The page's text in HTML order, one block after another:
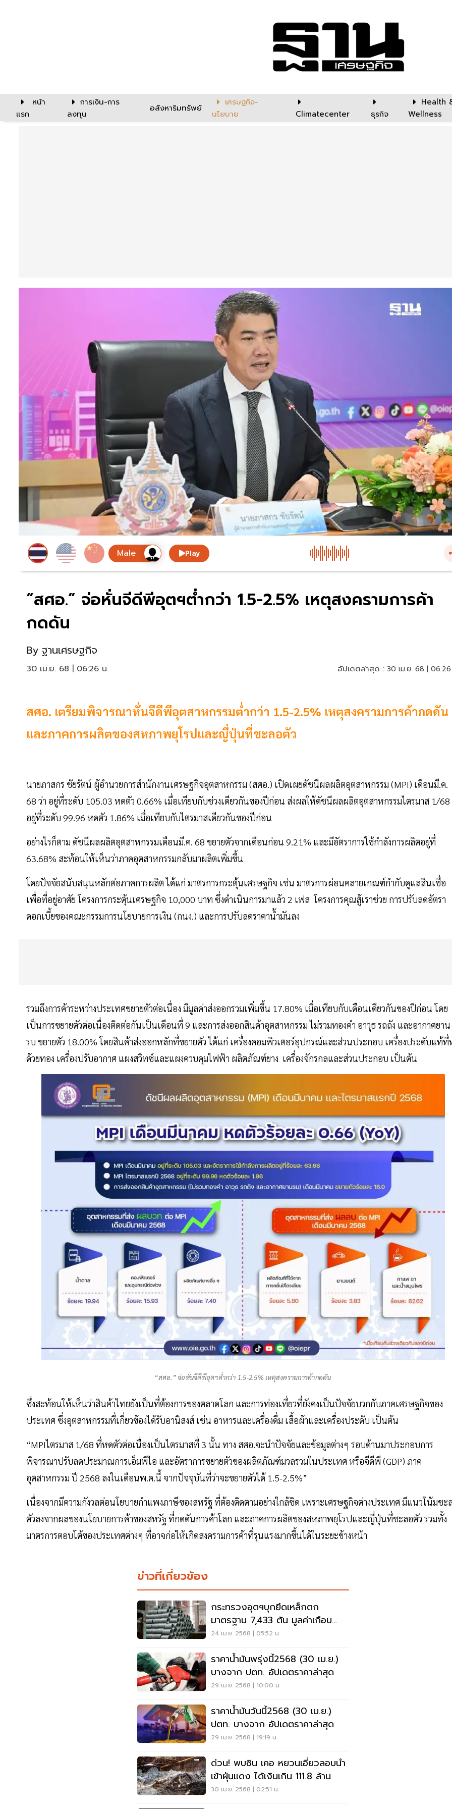
หน้า
แรก
การเงิน-การ
ลงทุน
อสังหาริมทรัพย์
เศรษฐกิจ-
นโยบาย
Climatecenter ธุรกิจ
Health
Wellness
Play
“สศอ.” จ่อหั่นจีดีพีอุตฯต่ำกว่า 1.5-2.5% เหตุสงครามการค้า
กดดัน
By ฐานเศรษฐกิจ
30 เม.ย. 68 | 06:26 น. อัปเดตล่าสุด : 30 เม.ย. 68 |
สศอ. เตรียมพิจารณาหั่นจีดีพีอุตสาหกรรมต่ำกว่า 1.5-2.5% เหตุสงครามการค้ากดดัน
และภาคการผลิตของสหภาพยุโรปและญี่ปุ่นที่ชะลอตัว
นายภาสกร ชัยรัตน์ ผู้อำนวยการสำนักงานเศรษฐกิจอุตสาหกรรม (สศอ.) เปิดเผยดัชนีผลผลิตอุตสาหกรรม (MPI) เดือนมี.ค.
68 ว่า อยู่ที่ระดับ 105.03 หดตัว 0.66% เมื่อเทียบกับช่วงเดียวกันของปีก่อน ส่งผลให้ดัชนีผลผลิตอุตสาหกรรมไตรมาส 1/68
อยู่ที่ระดับ 99.96 หดตัว 1.86% เมื่อเทียบกับไตรมาสเดียวกันของปีก่อน
อย่างไรก็ตาม ดัชนีผลผลิตอุตสาหกรรมเดือนมี.ค. 68 ขยายตัวจากเดือนก่อน 9.21% และมีอัตราการใช้กำลังการผลิตอยู่ที่
63.68% สะท้อนให้เห็นว่าภาคอุตสาหกรรมกลับมาผลิตเพิ่มขึ้น
โดยปัจจัยสนับสนุนหลักต่อภาคการผลิต ได้แก่ มาตรการกระตุ้นเศรษฐกิจ เช่น มาตรการผ่อนคลายเกณฑ์กำกับดูแลสินเชื่อ
เพื่อที่อยู่อาศัย โครงการกระตุ้นเศรษฐกิจ 10,000 บาท ซึ่งดำเนินการมาแล้ว 2 เฟส โครงการคุณสู้เราช่วย การปรับลดอัตรา
ดอกเบี้ยของคณะกรรมการนโยบายการเงิน (กนง.) และการปรับลดราคาน้ำมันลง
รวมถึงการค้าระหว่างประเทศขยายตัวต่อเนื่อง มีมูลค่าส่งออกรวมเพิ่มขึ้น 17.80% เมื่อเทียบกับเดือนเดียวกันของปีก่อน โดย
เป็นการขยายตัวต่อเนื่องติดต่อกันเป็นเดือนที่ 9 และการส่งออกสินค้าอุตสาหกรรม ไม่รวมทองคำ อาวุธ รถถัง และอากาศยาน
รบ ขยายตัว 18.00% โดยสินค้าส่งออกหลักที่ขยายตัว ได้แก่ เครื่องคอมพิวเตอร์อุปกรณ์และส่วนประกอบ เครื่องประดับแท้ที่
ด้วยทอง เครื่องปรับอากาศ แผงสวิทซ์และแผงควบคุมไฟฟ้า ผลิตภัณฑ์ยาง เครื่องจักรกลและส่วนประกอบ เป็นต้น
“สศอ.” จ่อหั่นจีดีพีอุตฯต่ำกว่า 1.5-2.5% เหตุสงครามการค้ากดดัน
ซึ่งสะท้อนให้เห็นว่าสินค้าไทยยังเป็นที่ต้องการของตลาดโลก และการท่องเที่ยวที่ยังคงเป็นปัจจัยบวกกับภาคเศรษฐกิจของ
ประเทศ ซึ่งอุตสาหกรรมที่เกี่ยวข้องได้รับอานิสงส์ เช่น อาหารและเครื่องดื่ม เสื้อผ้าและเครื่องประดับ เป็นต้น
“MPIไตรมาส 1/68 ที่หดตัวต่อเนื่องเป็นไตรมาสที่ 3 นั้น ทาง สศอ.จะนำปัจจัยและข้อมูลต่างๆ รอบด้านมาประกอบการ
พิจารณาปรับลดประมาณการเอ็มพีไอ และอัตราการขยายตัวของผลิตภัณฑ์มวลรวมในประเทศ หรือจีดีพี (GDP) ภาค
อุตสาหกรรม ปี 2568 ลงในเดือนพ.ค.นี้ จากปัจจุบันที่ว่าจะขยายตัวได้ 1.5-2.5%”
เนื่องจากมีความกังวลต่อนโยบายกำแพงภาษีของสหรัฐ ที่ต้องติดตามอย่างใกล้ชิด เพราะเศรษฐกิจต่างประเทศ มีแนวโน้มชะ
ตัวลงจากผลของนโยบายการค้าของสหรัฐ ที่กดดันการค้าโลก และภาคการผลิตของสหภาพยุโรปและญี่ปุ่นที่ชะลอตัว รวมทั้ง
มาตรการตอบโต้ของประเทศต่างๆ ที่อาจก่อให้เกิดสงครามการค้าที่รุนแรงมากขึ้นได้ในระยะข้างหน้า
ข่าวที่เกี่ยวข้อง
กระทรวงอุตฯบุกยึดเหล็กตก
มาตรฐาน 7,433 ตัน มูลค่าเกือบ
150 ล้าน
24 เม.ย. 2568 | 05:52 น.
ราคาน้ำมันพรุ่งนี้2568 (30 เม.ย.)
บางจาก ปตท. อัปเดตราคาล่าสุด
29 เม.ย. 2568 | 10:00 น.
ราคาน้ำมันวันนี้2568 (30 เม.ย.)
ปตท. บางจาก อัปเดตราคาล่าสุด
29 เม.ย. 2568 | 19:19 น.
ด่วน! พบซิน เคอ หยวนเอี่ยวลอบนำ
เข้าฝุ่นแดง ได้เงินเกิน 111.8 ล้าน
30 เม.ย. 2568 | 02:51 น.